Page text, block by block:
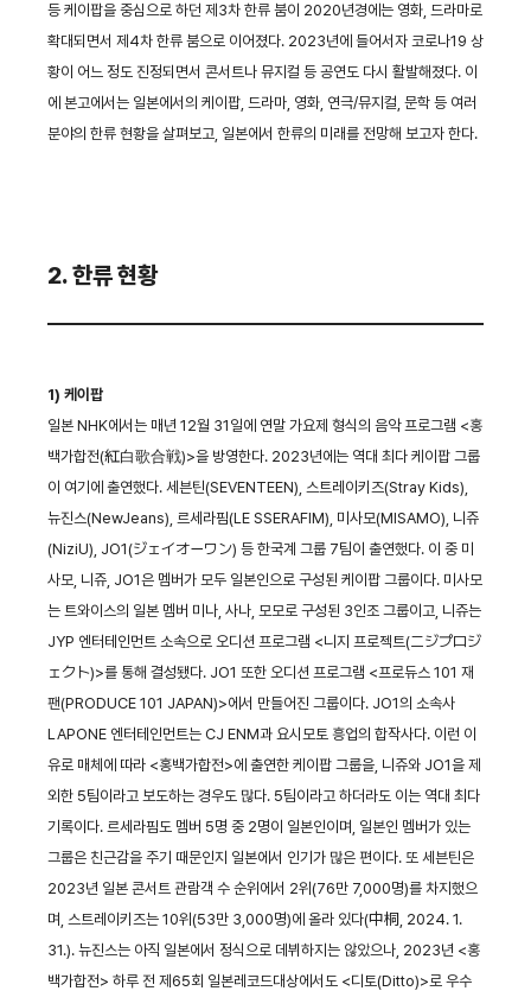
등 케이팝을 중심으로 하던 제3차 한류 붐이 2020년경에는 영화, 드라마로
확대되면서 제4차 한류 붐으로 이어졌다. 2023년에 들어서자 코로나19 상
황이 어느 정도 진정되면서 콘서트나 뮤지컬 등 공연도 다시 활발해졌다. 이
에 본고에서는 일본에서의 케이팝, 드라마, 영화, 연극/뮤지컬, 문학 등 여러
분야의 한류 현황을 살펴보고, 일본에서 한류의 미래를 전망해 보고자 한다.
2. 한류 현황
1) 케이팝
일본 NHK에서는 매년 12월 31일에 연말 가요제 형식의 음악 프로그램 <홍
백가합전(紅白歌合戦)>을 방영한다. 2023년에는 역대 최다 케이팝 그룹
이 여기에 출연했다. 세븐틴(SEVENTEEN), 스트레이키즈(Stray Kids),
뉴진스(NewJeans), 르세라핌(LE SSERAFIM), 미사모(MISAMO), 니쥬
(NiziU), JO1(ジェイオーワン) 등 한국계 그룹 7팀이 출연했다. 이 중 미
사모, 니쥬, JO1은 멤버가 모두 일본인으로 구성된 케이팝 그룹이다. 미사모
는 트와이스의 일본 멤버 미나, 사나, 모모로 구성된 3인조 그룹이고, 니쥬는
JYP 엔터테인먼트 소속으로 오디션 프로그램 <니지 프로젝트(ニジプロジ
ェクト)>를 통해 결성됐다. JO1 또한 오디션 프로그램 <프로듀스 101 재
팬(PRODUCE 101 JAPAN)>에서 만들어진 그룹이다. JO1의 소속사
LAPONE 엔터테인먼트는 CJ ENM과 요시모토 흥업의 합작사다. 이런 이
유로 매체에 따라 <홍백가합전>에 출연한 케이팝 그룹을, 니쥬와 JO1을 제
외한 5팀이라고 보도하는 경우도 많다. 5팀이라고 하더라도 이는 역대 최다
기록이다. 르세라핌도 멤버 5명 중 2명이 일본인이며, 일본인 멤버가 있는
그룹은 친근감을 주기 때문인지 일본에서 인기가 많은 편이다. 또 세븐틴은
2023년 일본 콘서트 관람객 수 순위에서 2위(76만 7,000명)를 차지했으
며, 스트레이키즈는 10위(53만 3,000명)에 올라 있다(中桐, 2024. 1.
31.). 뉴진스는 아직 일본에서 정식으로 데뷔하지는 않았으나, 2023년 <홍
백가합전> 하루 전 제65회 일본레코드대상에서도 <디토(Ditto)>로 우수